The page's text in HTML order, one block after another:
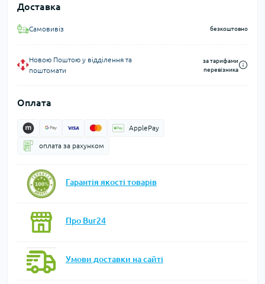
Доставка
Самовивіз безкоштовно
Новою Поштою у відділення та
поштомати
за тарифами
перевізника
Оплата
ApplePay
оплата за рахунком
Гарантія якості товарів
Про Bur24
Умови доставки на сайті